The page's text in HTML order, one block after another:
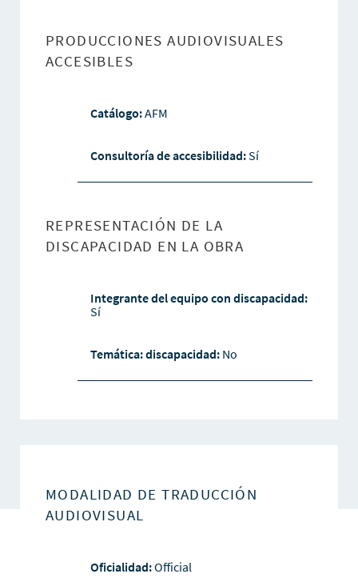
PRODUCCIONES AUDIOVISUALES
ACCESIBLES
Catálogo:AFM
Consultoría de accesibilidad:Sí
REPRESENTACIÓN DE LA
DISCAPACIDAD EN LA OBRA
Integrante del equipo con discapacidad:
Sí
Temática: discapacidad: No
MODALIDAD DE TRADUCCIÓN
AUDIOVISUAL
Oficialidad:Official